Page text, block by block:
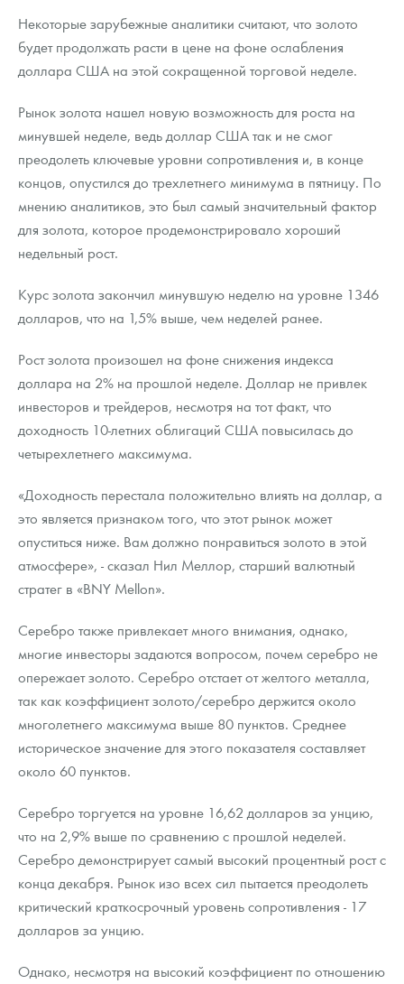
Золотой червонец Сеятель
Золотые слитки
Гарри Поттер
Год Лошади
Флот: ледоколы и корабли
Жетоны "Необыкновенные обитатели глубин"
Ювелирные изделия
Золотая карманная галерея
Наборы подарочных и коллекционных монет
Монеты и жетоны из недрагоценных металлов
Книги по нумизматике
Выкуп монет
Выкуп серебряных монет
Вопрос - ответ
Условия возврата
Монеты
Политика конфиденциальности
Политика использования Cookies
Положение по обработке и защите персональных данных
Распродажа монет и жетонов
Итоги 2025 года. Прогноз курсов золота, серебра, платины на
2026 год
Cтатьи
Георгий Победоносец - динамика цен
Курс золота и серебра
Лом выкуп
Контакты
О нас
Письмо директору
Пресс-служба
Некоторые зарубежные аналитики считают, что золото
будет продолжать расти в цене на фоне ослабления
доллара США на этой сокращенной торговой неделе.
Рынок золота нашел новую возможность для роста на
минувшей неделе, ведь доллар США так и не смог
преодолеть ключевые уровни сопротивления и, в конце
концов, опустился до трехлетнего минимума в пятницу. По
мнению аналитиков, это был самый значительный фактор
для золота, которое продемонстрировало хороший
недельный рост.
Курс золота закончил минувшую неделю на уровне 1346
долларов, что на 1,5% выше, чем неделей ранее.
Рост золота произошел на фоне снижения индекса
доллара на 2% на прошлой неделе. Доллар не привлек
инвесторов и трейдеров, несмотря на тот факт, что
доходность 10-летних облигаций США повысилась до
четырехлетнего максимума.
«Доходность перестала положительно влиять на доллар, а
это является признаком того, что этот рынок может
опуститься ниже. Вам должно понравиться золото в этой
атмосфере», - сказал Нил Меллор, старший валютный
стратег в «BNY Mellon».
Серебро также привлекает много внимания, однако,
многие инвесторы задаются вопросом, почем серебро не
опережает золото. Серебро отстает от желтого металла,
так как коэффициент золото/серебро держится около
многолетнего максимума выше 80 пунктов. Среднее
историческое значение для этого показателя составляет
около 60 пунктов.
Серебро торгуется на уровне 16,62 долларов за унцию,
что на 2,9% выше по сравнению с прошлой неделей.
Серебро демонстрирует самый высокий процентный рост с
конца декабря. Рынок изо всех сил пытается преодолеть
критический краткосрочный уровень сопротивления - 17
долларов за унцию.
Однако, несмотря на высокий коэффициент по отношению